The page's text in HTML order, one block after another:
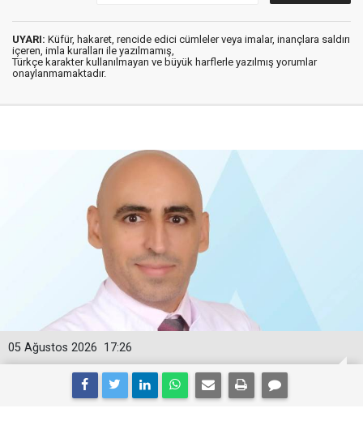
UYARI: Küfür, hakaret, rencide edici cümleler veya imalar, inançlara saldırı
içeren, imla kuralları ile yazılmamış,
Türkçe karakter kullanılmayan ve büyük harflerle yazılmış yorumlar
onaylanmamaktadır.
17:26
05 Ağustos 2026